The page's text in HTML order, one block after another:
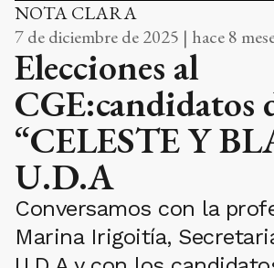
NOTA CLARA
7 de diciembre de 2025 | hace 8
Elecciones al
CGE:candidatos
“CELESTE Y
U.D.A
Conversamos con la
Marina Irigoitía,